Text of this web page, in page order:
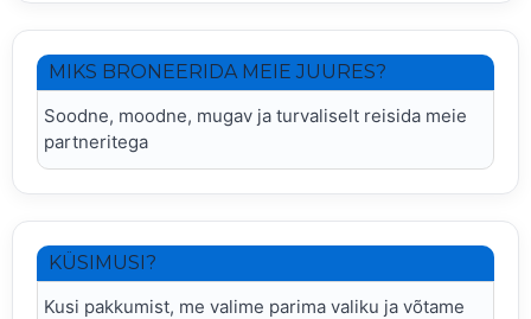
MIKS BRONEERIDA MEIE JUURES?
Soodne, moodne, mugav ja turvaliselt reisida meie
partneritega
KÜSIMUSI?
Kusi pakkumist, me valime parima valiku ja võtame